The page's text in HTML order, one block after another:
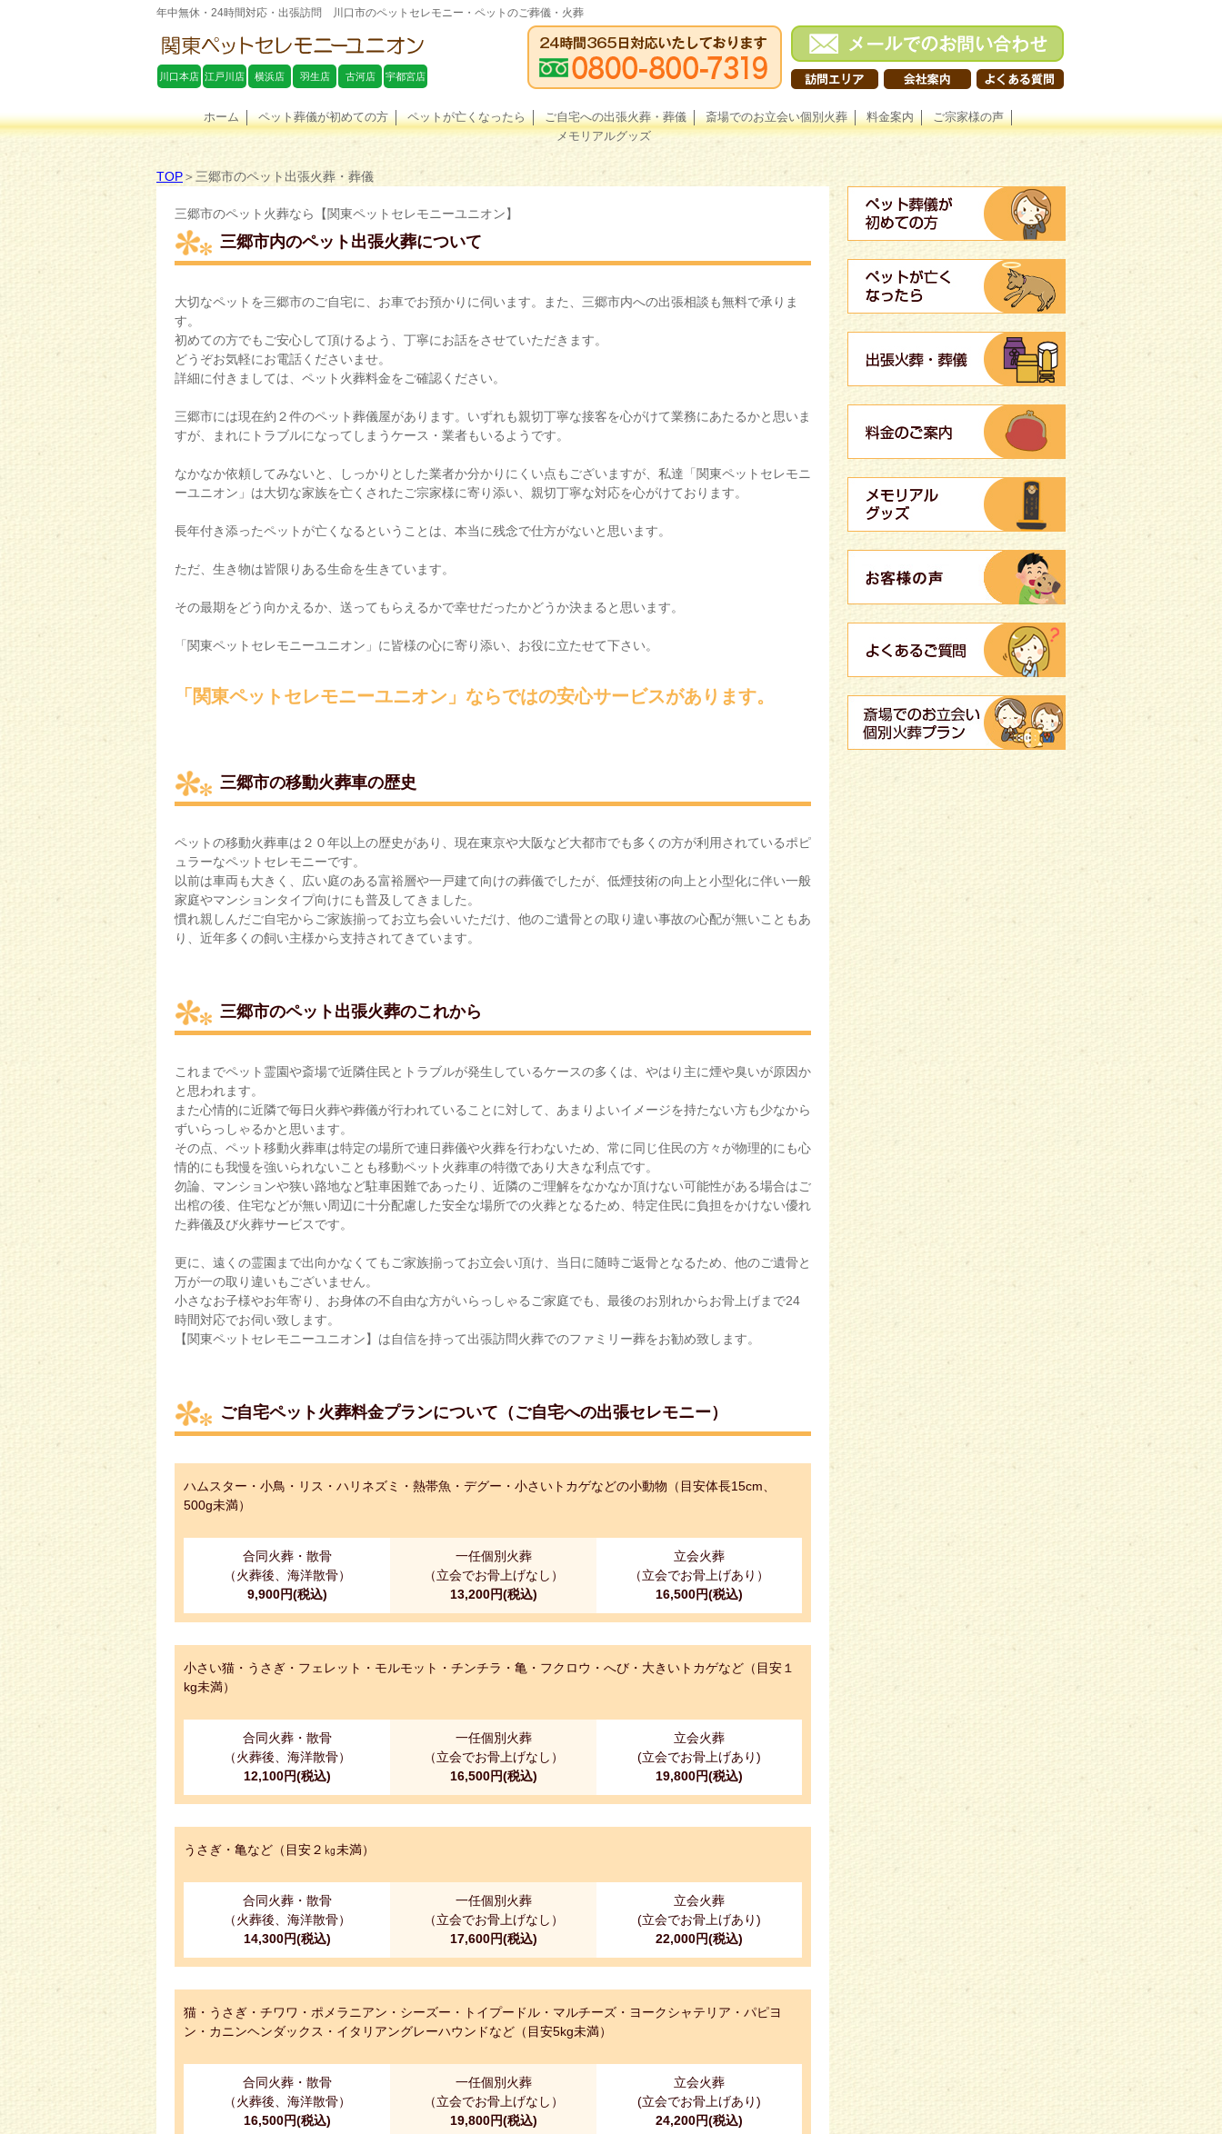
年中無休・24時間対応・出張訪問 川口市のペットセレモニー ・ペットのご葬儀・火葬
川口本店 江戸川店 横浜店 羽生店 古河店 宇都宮店
ホーム ペット葬儀が初めての方 ペットが亡くなったら ご自宅への出張火葬・葬儀 斎場でのお立会い個別火葬 料金案内
ご宗家様の声
メモリアルグッズ
TOP＞三郷市のペット出張火葬・葬儀
三郷市のペット火葬なら【関東ペットセレモニーユニオン】
三郷市内のペット出張火葬について
大切なペットを三郷市のご自宅に、お車でお預かりに伺います。また、三郷市内への出張相談も無料で承りま
す。
初めての方でもご安心して頂けるよう、丁寧にお話をさせていただきます。
どうぞお気軽にお電話くださいませ。
詳細に付きましては、ペット火葬料金をご確認ください。
三郷市には現在約２件のペット葬儀屋があります。いずれも親切丁寧な接客を心がけて業務にあたるかと思いま
すが、まれにトラブルになってしまうケース・業者もいるようです。
なかなか依頼してみないと、しっかりとした業者か分かりにくい点もございますが、私達「関東ペットセレモニ
ーユニオン」は大切な家族を亡くされたご宗家様に寄り添い、親切丁寧な対応を心がけております。
長年付き添ったペットが亡くなるということは、本当に残念で仕方がないと思います。
ただ、生き物は皆限りある生命を生きています。
その最期をどう向かえるか、送ってもらえるかで幸せだったかどうか決まると思います。
「関東ペットセレモニーユニオン」に皆様の心に寄り添い、お役に立たせて下さい。
「関東ペットセレモニーユニオン」ならではの安心サービスがあります。
三郷市の移動火葬車の歴史
ペットの移動火葬車は２０年以上の歴史があり、現在東京や大阪など大都市でも多くの方が利用されているポピ
ュラーなペットセレモニーです。
以前は車両も大きく、広い庭のある富裕層や一戸建て向けの葬儀でしたが、低煙技術の向上と小型化に伴い一般
家庭やマンションタイプ向けにも普及してきました。
慣れ親しんだご自宅からご家族揃ってお立ち会いいただけ、他のご遺骨との取り違い事故の心配が無いこともあ
り、近年多くの飼い主様から支持されてきています。
三郷市のペット出張火葬のこれから
これまでペット霊園や斎場で近隣住民とトラブルが発生しているケースの多くは、やはり主に煙や臭いが原因か
と思われます。
また心情的に近隣で毎日火葬や葬儀が行われていることに対して、あまりよいイメージを持たない方も少なから
ずいらっしゃるかと思います。
その点、ペット移動火葬車は特定の場所で連日葬儀や火葬を行わないため、常に同じ住民の方々が物理的にも心
情的にも我慢を強いられないことも移動ペット火葬車の特徴であり大きな利点です。
勿論、マンションや狭い路地など駐車困難であったり、近隣のご理解をなかなか頂けない可能性がある場合はご
出棺の後、住宅などが無い周辺に十分配慮した安全な場所での火葬となるため、特定住民に負担をかけない優れ
た葬儀及び火葬サービスです。
更に、遠くの霊園まで出向かなくてもご家族揃ってお立会い頂け、当日に随時ご返骨となるため、他のご遺骨と
万が一の取り違いもございません。
小さなお子様やお年寄り、お身体の不自由な方がいらっしゃるご家庭でも、最後のお別れからお骨上げまで24
時間対応でお伺い致します。
【関東ペットセレモニーユニオン】は自信を持って出張訪問火葬でのファミリー葬をお勧め致します。
ご自宅ペット火葬料金プランについて（ご自宅への出張セレモニー）
ハムスター・小鳥・リス・ハリネズミ・熱帯魚・デグー・小さいトカゲなどの小動物（目安体長15cm、
500g未満）
合同火葬・散骨
（火葬後、海洋散骨）
9,900円(税込)
一任個別火葬
（立会でお骨上げなし）
13,200円(税込)
立会火葬
（立会でお骨上げあり）
16,500円(税込)
小さい猫・うさぎ・フェレット・モルモット・チンチラ・亀・フクロウ・へび・大きいトカゲなど（目安１
kg未満）
合同火葬・散骨
（火葬後、海洋散骨）
12,100円(税込)
一任個別火葬
（立会でお骨上げなし）
16,500円(税込)
立会火葬
(立会でお骨上げあり)
19,800円(税込)
うさぎ・亀など（目安２㎏未満）
合同火葬・散骨
（火葬後、海洋散骨）
14,300円(税込)
一任個別火葬
（立会でお骨上げなし）
17,600円(税込)
立会火葬
(立会でお骨上げあり)
22,000円(税込)
猫・うさぎ・チワワ・ポメラニアン・シーズー・トイプードル・マルチーズ・ヨークシャテリア・パピヨ
ン・カニンヘンダックス・イタリアングレーハウンドなど（目安5kg未満）
合同火葬・散骨
（火葬後、海洋散骨）
16,500円(税込)
一任個別火葬
（立会でお骨上げなし）
19,800円(税込)
立会火葬
(立会でお骨上げあり)
24,200円(税込)